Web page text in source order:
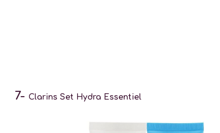
7- Clarins Set Hydra Essentiel